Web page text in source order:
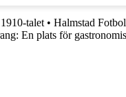
talet • Halmstad
En plats för